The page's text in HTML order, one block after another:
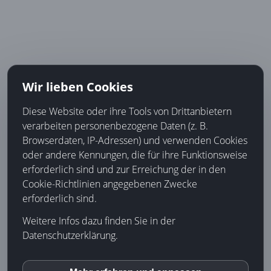
Wir lieben Cookies
Diese Website oder ihre Tools von Drittanbietern
verarbeiten personenbezogene Daten (z. B.
Browserdaten, IP-Adressen) und verwenden Cookies
oder andere Kennungen, die für ihre Funktionsweise
erforderlich sind und zur Erreichung der in den
Cookie-Richtlinien angegebenen Zwecke
erforderlich sind.
Weitere Infos dazu finden Sie in der
Datenschutzerklärung.